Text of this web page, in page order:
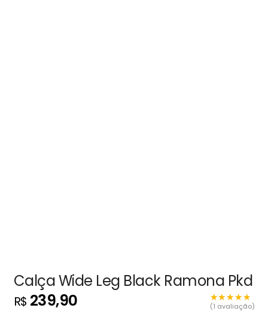
Calça Wide Leg Black Ramona Pkd
R$ 239,90 ★★★★★
★★★★★
(1 avaliação)